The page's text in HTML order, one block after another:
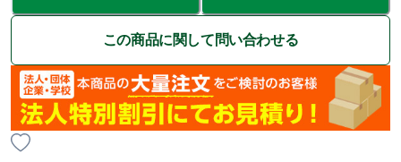
この商品に関して問い合わせる